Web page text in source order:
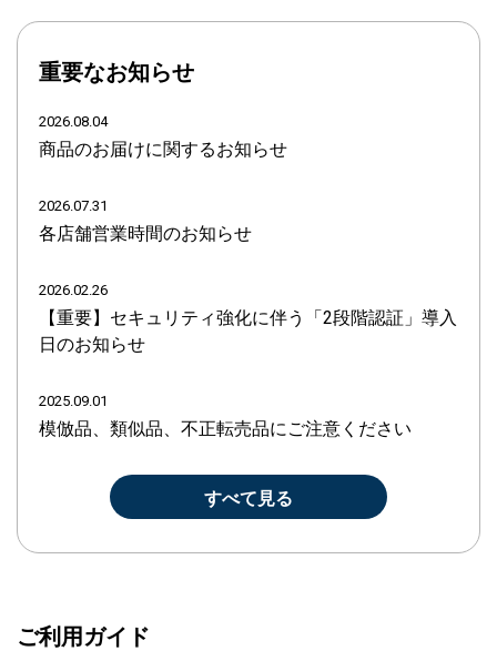
重要なお知らせ
2026.08.04
商品のお届けに関するお知らせ
2026.07.31
各店舗営業時間のお知らせ
2026.02.26
【重要】セキュリティ強化に伴う「2段階認証」導入
日のお知らせ
2025.09.01
模倣品、類似品、不正転売品にご注意ください
すべて見る
ご利用ガイド